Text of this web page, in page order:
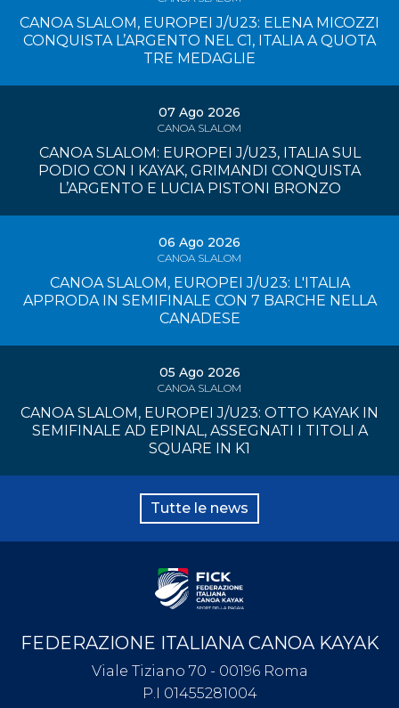
CANOA SLALOM, EUROPEI J/U23: ELENA MICOZZI
CONQUISTA L’ARGENTO NEL C1, ITALIA A QUOTA
TRE MEDAGLIE
07 Ago 2026
CANOA SLALOM
CANOA SLALOM: EUROPEI J/U23, ITALIA SUL
PODIO CON I KAYAK, GRIMANDI CONQUISTA
L’ARGENTO E LUCIA PISTONI BRONZO
06 Ago 2026
CANOA SLALOM
CANOA SLALOM, EUROPEI J/U23: L'ITALIA
APPRODA IN SEMIFINALE CON 7 BARCHE NELLA
CANADESE
05 Ago 2026
CANOA SLALOM
CANOA SLALOM, EUROPEI J/U23: OTTO KAYAK IN
SEMIFINALE AD EPINAL, ASSEGNATI I TITOLI A
SQUARE IN K1
Tutte le news
FEDERAZIONE ITALIANA CANOA KAYAK
Viale Tiziano 70 - 00196 Roma
P.I 01455281004